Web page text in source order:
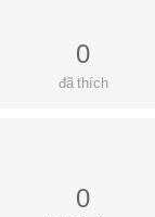
0
đã thích
0